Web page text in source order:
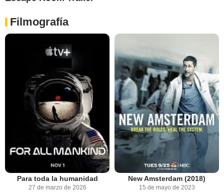
Filmografía
Para toda la humanidad
27 de marzo de 2026
New Amsterdam (2018)
15 de mayo de 2023